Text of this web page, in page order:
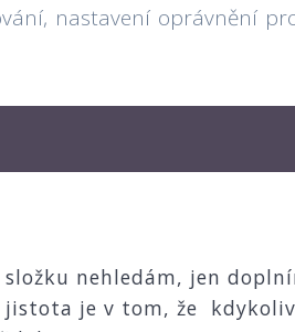
nastavení oprávnění
složku nehledám, jen
jistota je v tom, že